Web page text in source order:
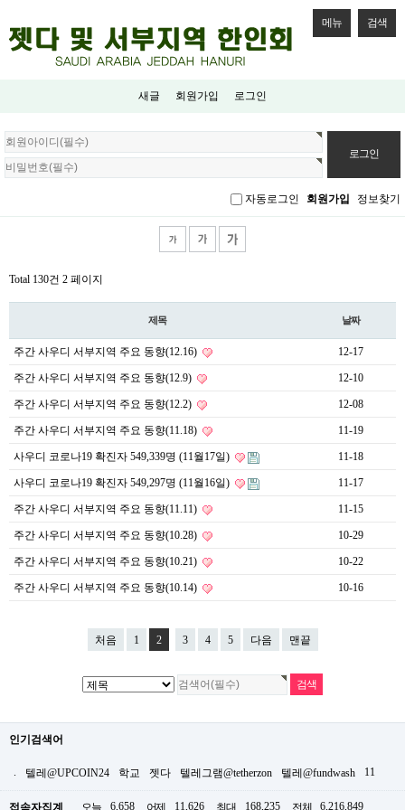
메뉴 검색
새글 회원가입 로그인
회
원
로
자동로그인 회원가입 정보찾기
Total 130건 2 페이지
제목 날짜
주간 사우디 서부지역 주요 동향(12.16) 12-17
주간 사우디 서부지역 주요 동향(12.9) 12-10
주간 사우디 서부지역 주요 동향(12.2) 12-08
주간 사우디 서부지역 주요 동향(11.18) 11-19
사우디 코로나19 확진자 549,339명 (11월17일) 11-18
사우디 코로나19 확진자 549,297명 (11월16일) 11-17
주간 사우디 서부지역 주요 동향(11.11) 11-15
주간 사우디 서부지역 주요 동향(10.28) 10-29
주간 사우디 서부지역 주요 동향(10.21) 10-22
주간 사우디 서부지역 주요 동향(10.14) 10-16
처음 1 2 3 4 5 다음 맨끝
인기검색어
. 텔레@UPCOIN24 학교 젯다 텔레그램@tetherzon 텔레@fundwash 11
접속자집계 오늘 6,658 어제 11,626 최대 168,235 전체 6,216,849